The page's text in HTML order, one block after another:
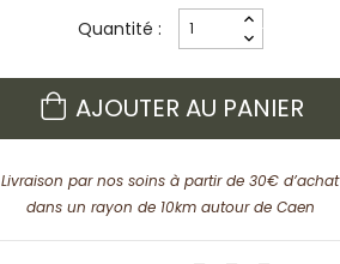
Quantité :
AJOUTER AU PANIER
Livraison par nos soins à partir de 30€ d’achat
dans un rayon de 10km autour de Caen